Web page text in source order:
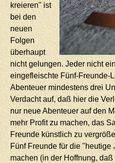
kreieren" ist
bei den
neuen
Folgen
überhaupt
nicht gelungen. Jeder nicht
eingefleischte Fünf-Freunde-
Abenteuer mindestens drei
Verdacht auf, daß hier die
nur neue Abenteuer auf den
mehr Profit zu machen, das
Freunde künstlich zu
Fünf Freunde für die "heutige
machen (in der Hoffnung,